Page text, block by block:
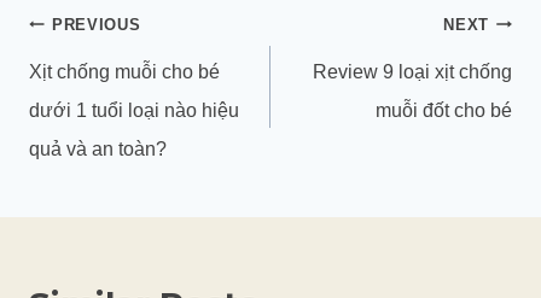
Điều
hướng
bài
viết
PREVIOUS
Xịt chống muỗi cho bé
dưới 1 tuổi loại nào hiệu
quả và an toàn?
NEXT
Review 9 loại xịt chống
muỗi đốt cho bé